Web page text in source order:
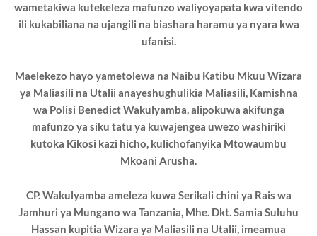
wametakiwa kutekeleza mafunzo waliyoyapata kwa vitendo
ili kukabiliana na ujangili na biashara haramu ya nyara kwa
ufanisi.
Maelekezo hayo yametolewa na Naibu Katibu Mkuu Wizara
ya Maliasili na Utalii anayeshughulikia Maliasili, Kamishna
wa Polisi Benedict Wakulyamba, alipokuwa akifunga
mafunzo ya siku tatu ya kuwajengea uwezo washiriki
kutoka Kikosi kazi hicho, kulichofanyika Mtowaumbu
Mkoani Arusha.
CP. Wakulyamba ameleza kuwa Serikali chini ya Rais wa
Jamhuri ya Mungano wa Tanzania, Mhe. Dkt. Samia Suluhu
Hassan kupitia Wizara ya Maliasili na Utalii, imeamua